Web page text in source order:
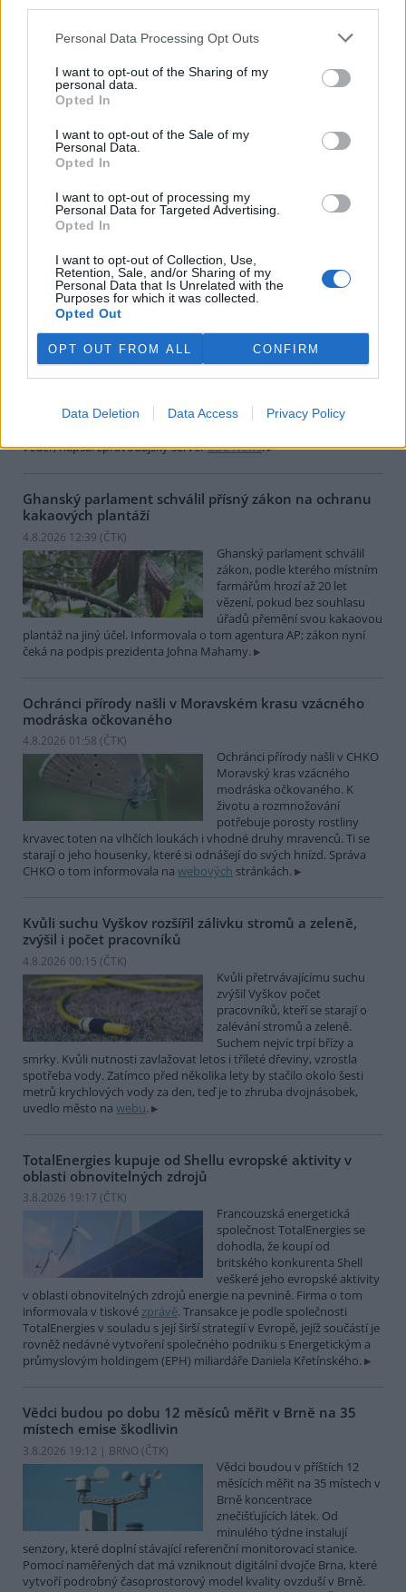
Personal Data Processing Opt Outs
I want to opt-out of the Sharing of my
personal data.
Opted In
I want to opt-out of the Sale of my
Personal Data.
Opted In
I want to opt-out of processing my
Personal Data for Targeted Advertising.
Opted In
I want to opt-out of Collection, Use,
Retention, Sale, and/or Sharing of my
Personal Data that Is Unrelated with the
Purposes for which it was collected.
Opted Out
OPT OUT FROM ALL CONFIRM
Data Deletion Data Access Privacy Policy
Hospodářským zvířatům pomáhají při vedrech remízky
4.8.2026 12:52 (ČTK)
teplotách ochlazují v
remízkách i kamenných stájích.
vedrech je nechávají uvnitř chladnějších budov. Kvůli suchu
neroste na loukách tráva a zemědělci musí dobytek přikrmovat
zásobami sena na zimu. Vysychají zdroje vody a rostou náklady na
V Japonsku, které bojuje s extrémními vedry, uhynuly
tři lvice, píše BBC News
4.8.2026 12:42 (ČTK)
Diskuse: 2
Tři lvice v zoologické zahradě v
japonském Tokiu uhynuly
horka. Japonsko se toto léto
veder, napsal zpravodajský serverBBC News.
Ghanský parlament schválil přísný zákon na ochranu
kakaových plantáží
4.8.2026 12:39 (ČTK)
Ghanský parlament schválil
zákon, podle kterého místním
farmářům hrozí až 20 let
vězení, pokud bez souhlasu
úřadů přemění svou kakaovou
plantáž na jiný účel. Informovala o tom agentura AP; zákon nyní
čeká na podpis prezidenta Johna Mahamy.
Ochránci přírody našli v Moravském krasu vzácného
modráska očkovaného
4.8.2026 01:58 (ČTK)
Ochránci přírody našli v CHKO
Moravský kras vzácného
modráska očkovaného. K
životu a rozmnožování
potřebuje porosty rostliny
krvavec toten na vlhčích loukách i vhodné druhy mravenců. Ti se
starají o jeho housenky, které si odnášejí do svých hnízd. Správa
CHKO o tom informovala na webových stránkách.
Kvůli suchu Vyškov rozšířil zálivku stromů a zeleně,
zvýšil i počet pracovníků
4.8.2026 00:15 (ČTK)
Kvůli přetrvávajícímu suchu
zvýšil Vyškov počet
pracovníků, kteří se starají o
zalévání stromů a zeleně.
Suchem nejvíc trpí břízy a
smrky. Kvůli nutnosti zavlažovat letos i tříleté dřeviny, vzrostla
spotřeba vody. Zatímco před několika lety by stačilo okolo šesti
metrů krychlových vody za den, teď je to zhruba dvojnásobek,
uvedlo město na webu.
TotalEnergies kupuje od Shellu evropské aktivity v
oblasti obnovitelných zdrojů
3.8.2026 19:17 (ČTK)
Francouzská energetická
společnost TotalEnergies se
dohodla, že koupí od
britského konkurenta Shell
veškeré jeho evropské aktivity
v oblasti obnovitelných zdrojů energie na pevnině. Firma o tom
informovala v tiskovézprávě. Transakce je podle společnosti
TotalEnergies v souladu s její širší strategií v Evropě, jejíž součástí je
rovněž nedávné vytvoření společného podniku s Energetickým a
průmyslovým holdingem (EPH) miliardáře Daniela Křetínského.
Vědci budou po dobu 12 měsíců měřit v Brně na 35
místech emise škodlivin
3.8.2026 19:12 | BRNO (ČTK)
Vědci boudou v příštích 12
měsících měřit na 35 místech v
Brně koncentrace
znečišťujících látek. Od
minulého týdne instalují
senzory, které doplní stávající referenční monitorovací stanice.
Pomocí naměřených dat má vzniknout digitální dvojče Brna, které
vytvoří podrobný časoprostorový model kvality ovzduší v Brně.